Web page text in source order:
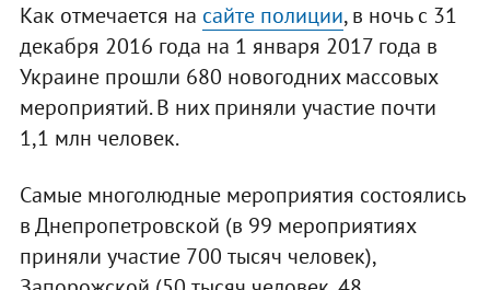
Как отмечается на сайте полиции, в ночь с 31
декабря 2016 года на 1 января 2017 года в
Украине прошли 680 новогодних массовых
мероприятий. В них приняли участие почти
1,1 млн человек.
Самые многолюдные мероприятия состоялись
в Днепропетровской (в 99 мероприятиях
приняли участие 700 тысяч человек),